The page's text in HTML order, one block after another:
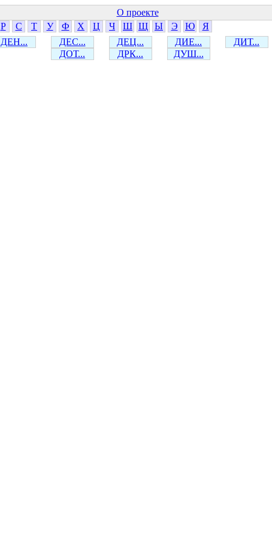
О проекте
Р С Т У Ф Х Ц Ч Ш Щ Ы Э Ю
Я
ДЕН... ДЕС... ДЕЦ... ДИЕ... ДИТ...
ДОТ...
ДРК... ДУШ...